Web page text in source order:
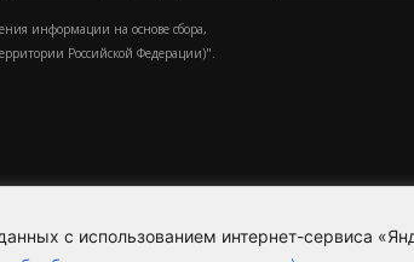
с использованием интернет-сервиса
информации на основе сбора,
Российской Федерации)".
Пользовательское соглашение